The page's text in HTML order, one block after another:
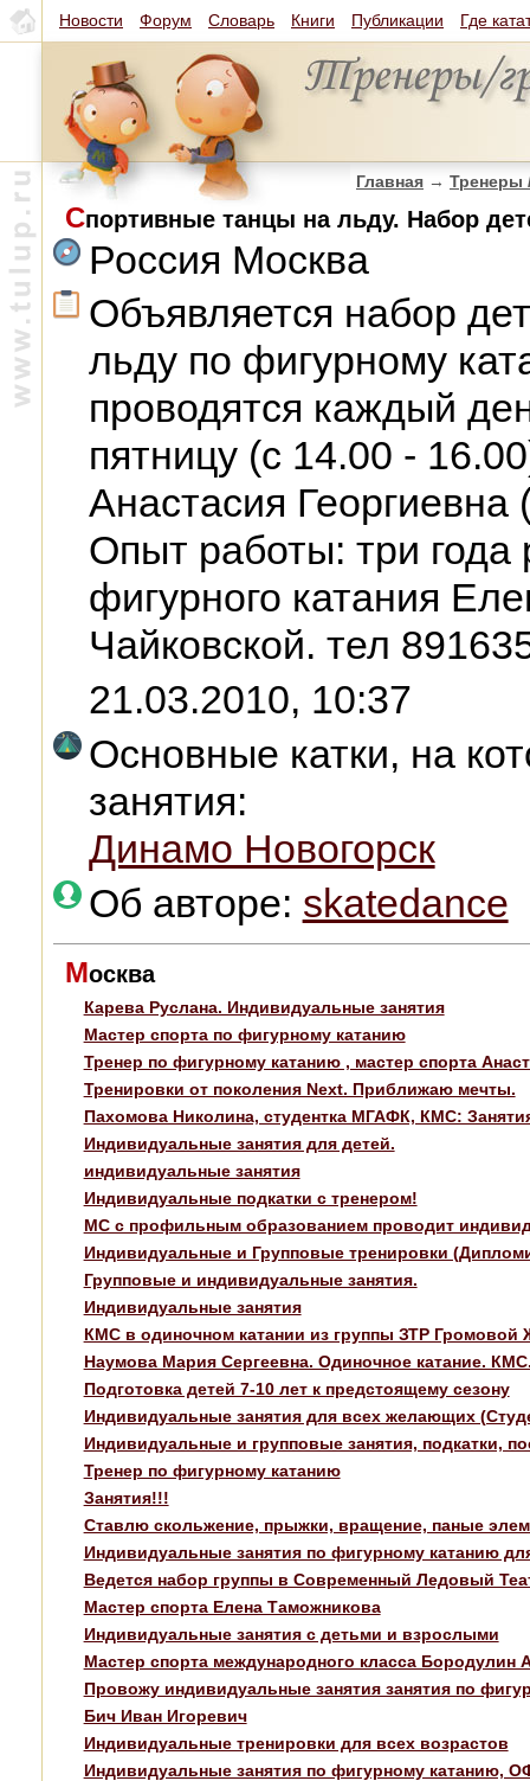
Новости Форум Словарь Книги Публикации Где
Главная → Тренеры
Спортивные танцы на льду. Набор
Россия Москва
Объявляется набор
льду по фигурному
проводятся каждый
пятницу (с 14.00 -
Анастасия
Опыт работы: три
фигурного катания
Чайковской. тел
21.03.2010, 10:37
Основные катки, на
занятия:
Динамо Новогорск
Об авторе: skatedance
Москва
Карева Руслана. Индивидуальные занятия
Мастер спорта по фигурному катанию
Тренер по фигурному катанию , мастер спорта
Тренировки от поколения Next. Приближаю мечты.
Пахомова Николина, студентка МГАФК, КМС:
Индивидуальные занятия для детей.
индивидуальные занятия
Индивидуальные подкатки с тренером!
МС с профильным образованием проводит
Индивидуальные и Групповые тренировки
Групповые и индивидуальные занятия.
Индивидуальные занятия
КМС в одиночном катании из группы ЗТР Громовой
Наумова Мария Сергеевна. Одиночное катание.
Подготовка детей 7-10 лет к предстоящему сезону
Индивидуальные занятия для всех желающих
Индивидуальные и групповые занятия, подкатки,
Тренер по фигурному катанию
Занятия!!!
Ставлю скольжение, прыжки, вращение, паные
Индивидуальные занятия по фигурному катанию
Ведется набор группы в Современный Ледовый
Мастер спорта Елена Таможникова
Индивидуальные занятия с детьми и взрослыми
Мастер спорта международного класса Бородулин
Провожу индивидуальные занятия занятия по
Бич Иван Игоревич
Индивидуальные тренировки для всех возрастов
Индивидуальные занятия по фигурному катанию,